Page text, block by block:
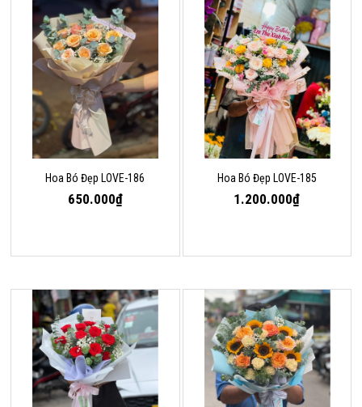
Hoa Bó Đẹp LOVE-186
650.000₫
Hoa Bó Đẹp LOVE-185
1.200.000₫